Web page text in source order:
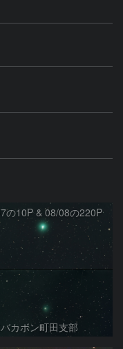
の10P & 08/08の220P
カボン町田支部